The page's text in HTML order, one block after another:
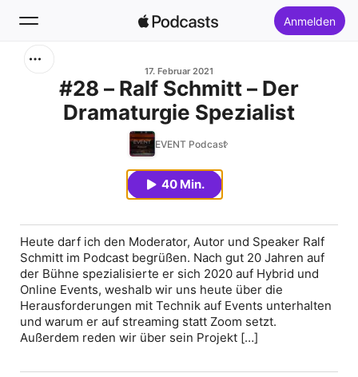
Anmelden
Startseite
17. Februar 2021
#28 – Ralf Schmitt – Der
Dramaturgie Spezialist
EVENT Podcast
40 Min.
Heute darf ich den Moderator, Autor und Speaker Ralf
Schmitt im Podcast begrüßen. Nach gut 20 Jahren auf
der Bühne spezialisierte er sich 2020 auf Hybrid und
Online Events, weshalb wir uns heute über die
Herausforderungen mit Technik auf Events unterhalten
und warum er auf streaming statt Zoom setzt.
Außerdem reden wir über sein Projekt […]